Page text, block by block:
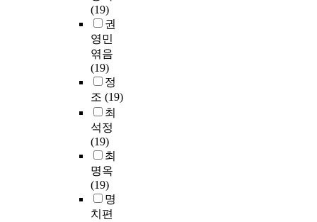
(19)
권
영민
엮음
(19)
정
조 (19)
최
석정
(19)
최
명옥
(19)
명
치편